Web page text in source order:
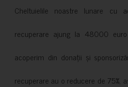
Cheltuielile noastre lunare cu
recuperare ajung la 48000
acoperim din donații și
recuperare au o reducere de 75%,